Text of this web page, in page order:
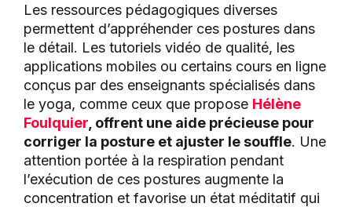
Les ressources pédagogiques diverses
permettent d’appréhender ces postures dans
le détail. Les tutoriels vidéo de qualité, les
applications mobiles ou certains cours en ligne
conçus par des enseignants spécialisés dans
le yoga, comme ceux que propose Hélène
Foulquier , offrent une aide précieuse pour
corriger la posture et ajuster le souffle. Une
attention portée à la respiration pendant
l’exécution de ces postures augmente la
concentration et favorise un état méditatif qui